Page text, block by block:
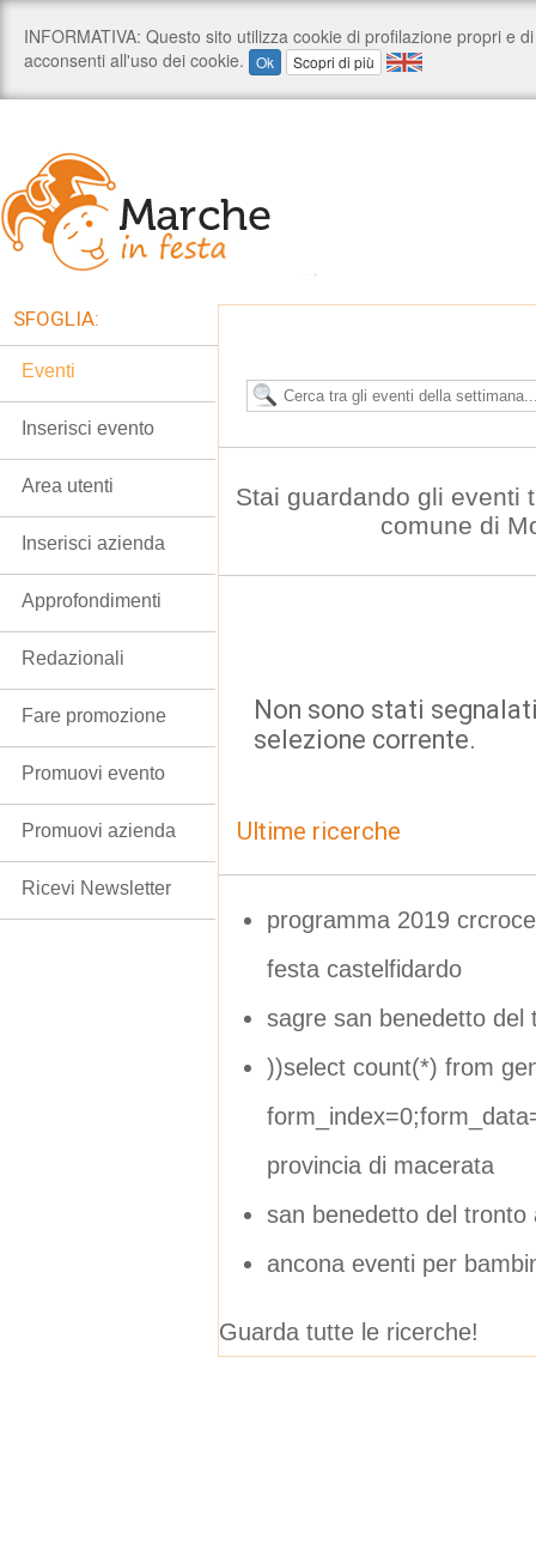
Stai guardando gli eventi
comune di
Non sono stati
selezione corrente.
Ultime ricerche
programma 2019
festa castelfidardo
sagre san benedetto del
))select count(*) from
provincia di macerata
san benedetto del tronto
ancona eventi per
Guarda tutte le ricerche!
SFOGLIA:
Eventi
Inserisci evento
Area utenti
Inserisci azienda
Approfondimenti
Redazionali
Fare promozione
Promuovi evento
Promuovi azienda
Ricevi Newsletter